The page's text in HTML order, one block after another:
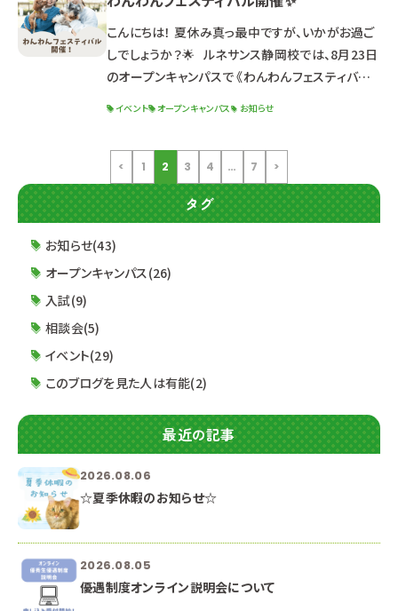
生）について 出願資格・特典・試験日程 選考までの
流れ 求める人材像 面接試験について 筆記試験に
ついて 小論文試験について &n
こんにちは！ 夏休み真っ最中ですが、いかがお過ご
しでしょうか？🌟 ルネサンス静岡校では、8月23日
のオープンキャンパスで 《わんわんフェスティバル》
☑犬好きな高校生＆社会人の方 ☑進路検討中の
高校3年生＆社会人の方 ☑オープンキャンパスに参
加してみたい2年生 【
イベント オープンキャンパス お知らせ
< 1 2 3 4 … 7 >
タグ
お知らせ(43)
オープンキャンパス(26)
入試(9)
相談会(5)
イベント(29)
このブログを見た人は有能(2)
最近の記事
2026.08.06
☆夏季休暇のお知らせ☆
2026.08.05
優遇制度オンライン説明会について